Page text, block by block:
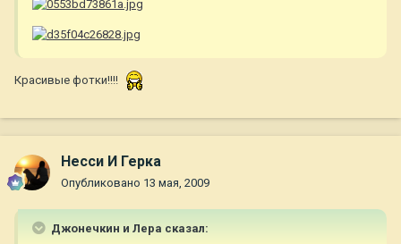
Красивые фотки!!!!
Несси И Герка
Опубликовано 13 мая, 2009
Джонечкин и Лера сказал: